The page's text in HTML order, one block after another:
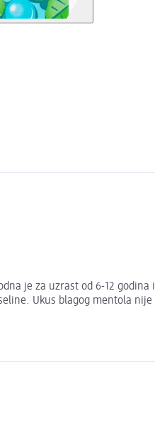
je za uzrast od 6-12
Ukus blagog mentola nije